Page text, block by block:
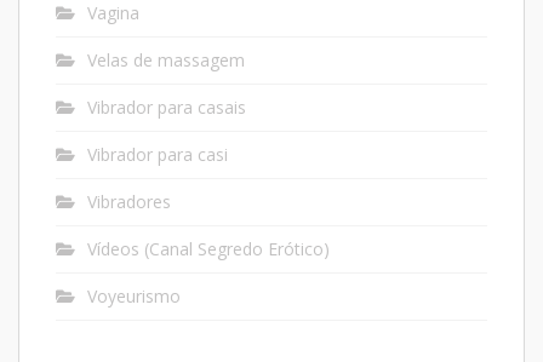
Vagina
Velas de massagem
Vibrador para casais
Vibrador para casi
Vibradores
Vídeos (Canal Segredo Erótico)
Voyeurismo